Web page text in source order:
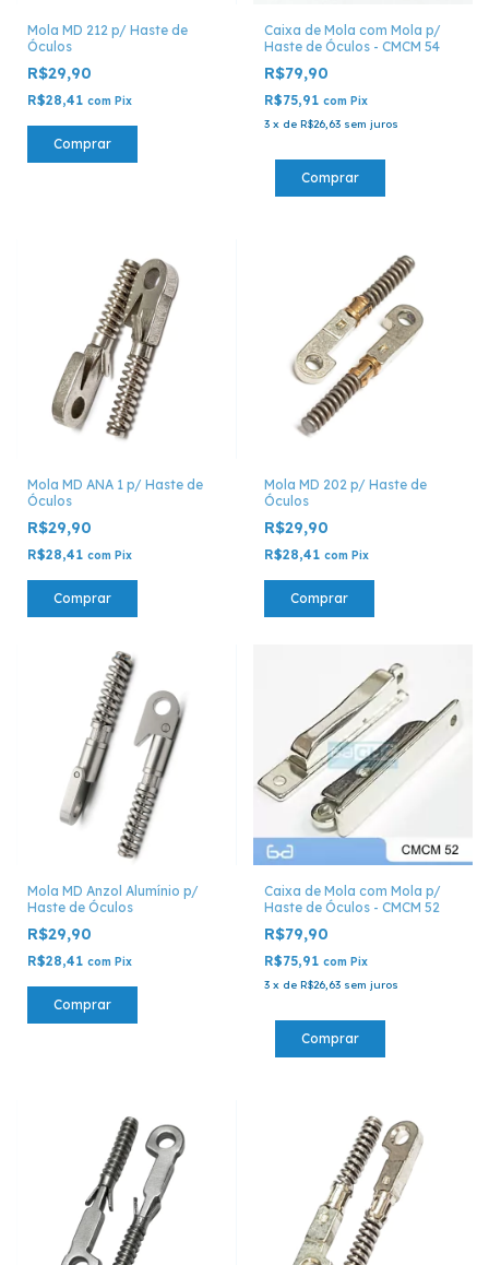
Mola MD 212 p/ Haste de
Óculos
R$29,90
R$28,41 com Pix
Comprar
Caixa de Mola com Mola p/
Haste de Óculos - CMCM 54
R$79,90
R$75,91 com Pix
3 x de R$26,63 sem juros
Mola MD ANA 1 p/ Haste de
Óculos
R$29,90
R$28,41 com Pix
Comprar
Mola MD 202 p/ Haste de
Óculos
R$29,90
R$28,41 com Pix
Comprar
Mola MD Anzol Alumínio p/
Haste de Óculos
R$29,90
R$28,41 com Pix
Comprar
Caixa de Mola com Mola p/
Haste de Óculos - CMCM 52
R$79,90
R$75,91 com Pix
3 x de R$26,63 sem juros